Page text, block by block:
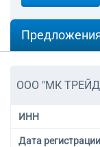
ООО "МК
ИНН
Дата